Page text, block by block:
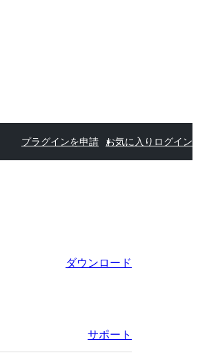
プラグインを申請 お気に入り ログイン
ダウンロード
サポート